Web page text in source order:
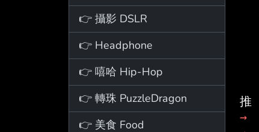
👉 攝影 DSLR
👉 Headphone
👉 嘻哈 Hip-Hop
👉 轉珠 PuzzleDragon
👉 美食 Food
推
→